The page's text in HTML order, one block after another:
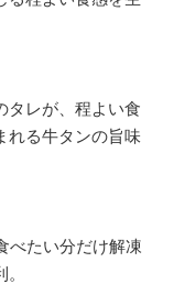
タレが、程よい食
れる牛タンの旨味
べたい分だけ解凍